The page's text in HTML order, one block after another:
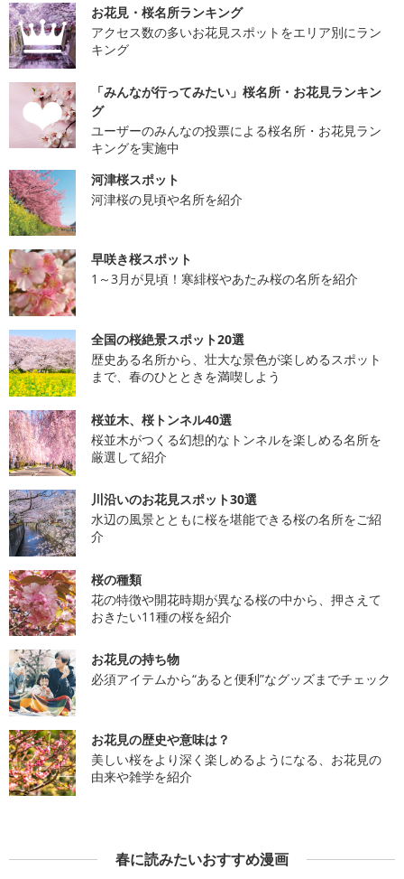
お花見・桜名所ランキング
アクセス数の多いお花見スポットをエリア別にラン
キング
「みんなが行ってみたい」桜名所・お花見ランキン
グ
ユーザーのみんなの投票による桜名所・お花見ラン
キングを実施中
河津桜スポット
河津桜の見頃や名所を紹介
早咲き桜スポット
1～3月が見頃！寒緋桜やあたみ桜の名所を紹介
全国の桜絶景スポット20選
歴史ある名所から、壮大な景色が楽しめるスポット
まで、春のひとときを満喫しよう
桜並木、桜トンネル40選
桜並木がつくる幻想的なトンネルを楽しめる名所を
厳選して紹介
川沿いのお花見スポット30選
水辺の風景とともに桜を堪能できる桜の名所をご紹
介
桜の種類
花の特徴や開花時期が異なる桜の中から、押さえて
おきたい11種の桜を紹介
お花見の持ち物
必須アイテムから“あると便利”なグッズまでチェック
お花見の歴史や意味は？
美しい桜をより深く楽しめるようになる、お花見の
由来や雑学を紹介
春に読みたいおすすめ漫画